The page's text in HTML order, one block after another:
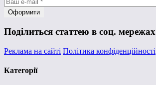
Поділиться статтею в соц. мережах
Реклама на сайті Політика конфіденційності
Категорії